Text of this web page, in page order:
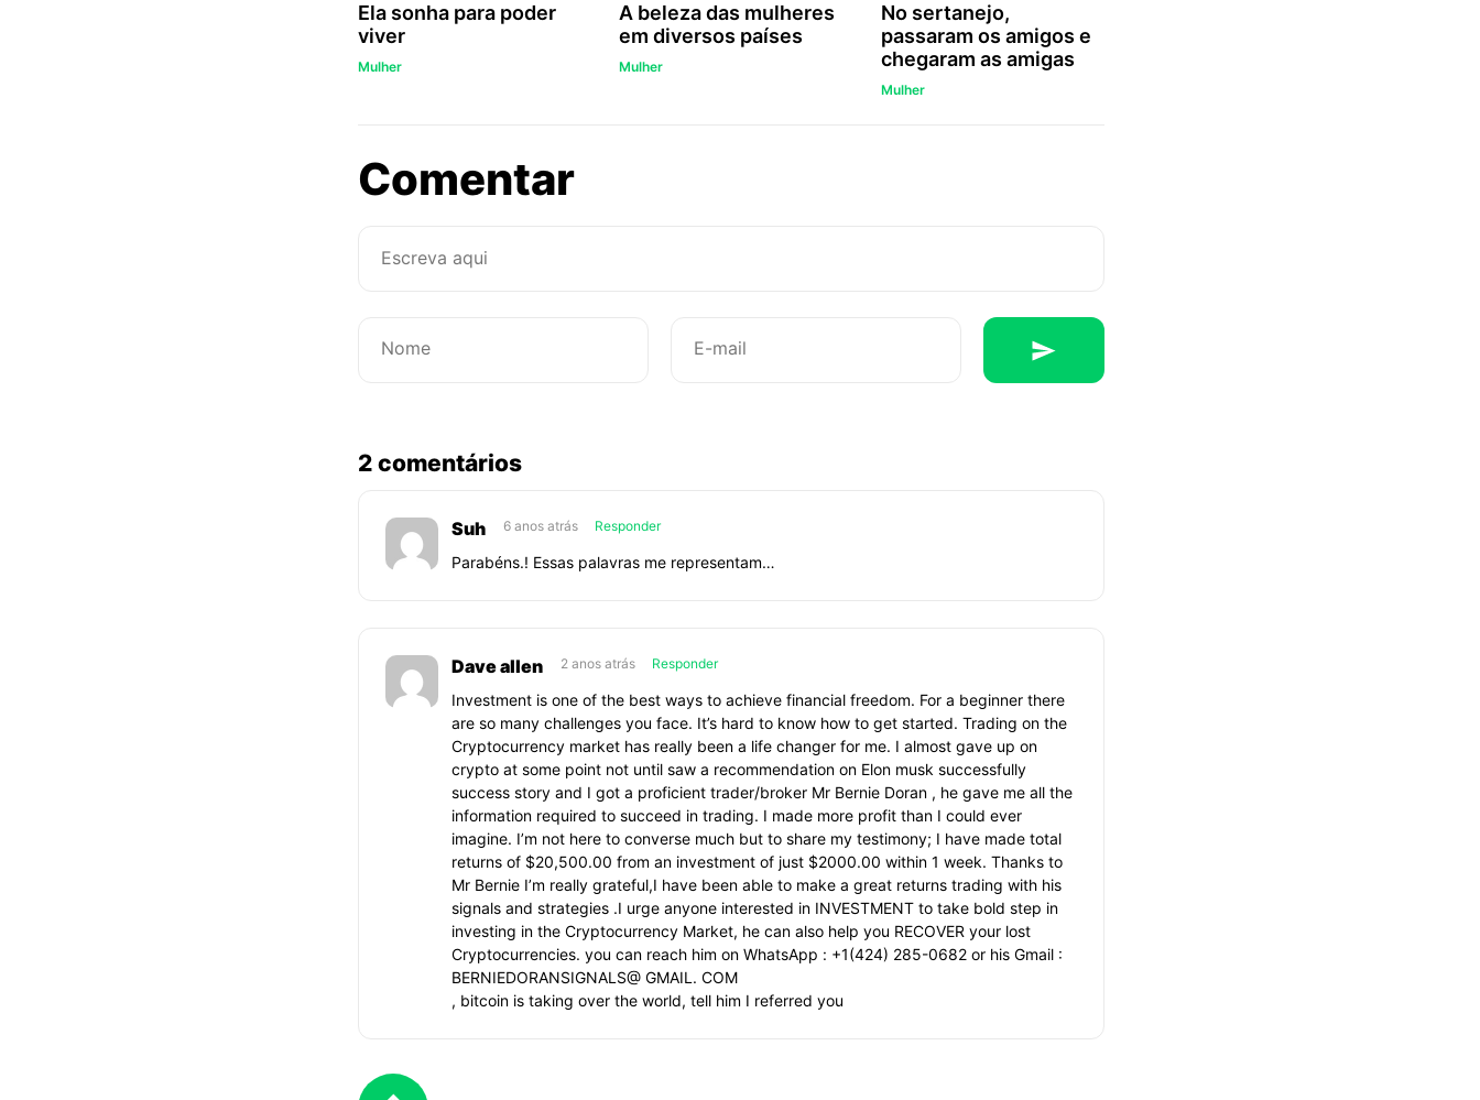
Ela sonha para poder
viver
Mulher
A beleza das mulheres
em diversos países
Mulher
No sertanejo,
passaram os amigos e
chegaram as amigas
Mulher
Comentarsobre
e
sozinha
e
sem
intenção
nenhuma
de
arrumar
2 comentáriosabaixo
Mulher
sim
beber
e
curtir
sozinha
e
sem
intenção
nenhuma
de
arrumar
companhia…
Suh 6 anos atrás Responder
Parabéns.! Essas palavras me representam…
Dave allen 2 anos atrás Responder
Investment is one of the best ways to achieve financial freedom. For a beginner there
are so many challenges you face. It’s hard to know how to get started. Trading on the
Cryptocurrency market has really been a life changer for me. I almost gave up on
crypto at some point not until saw a recommendation on Elon musk successfully
success story and I got a proficient trader/broker Mr Bernie Doran , he gave me all the
information required to succeed in trading. I made more profit than I could ever
imagine. I’m not here to converse much but to share my testimony; I have made total
returns of $20,500.00 from an investment of just $2000.00 within 1 week. Thanks to
Mr Bernie I’m really grateful,I have been able to make a great returns trading with his
signals and strategies .I urge anyone interested in INVESTMENT to take bold step in
investing in the Cryptocurrency Market, he can also help you RECOVER your lost
Cryptocurrencies. you can reach him on WhatsApp : +1(424) 285-0682 or his Gmail :
BERNIEDORANSIGNALS@ GMAIL. COM
, bitcoin is taking over the world, tell him I referred you